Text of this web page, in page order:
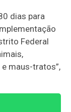
dias para
Federal
maus-tratos”,